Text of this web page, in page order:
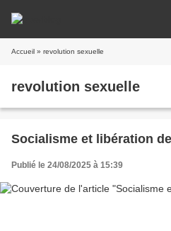
Accueil » revolution sexuelle
revolution sexuelle
Socialisme et libération
Publié le 24/08/2025 à 15:39